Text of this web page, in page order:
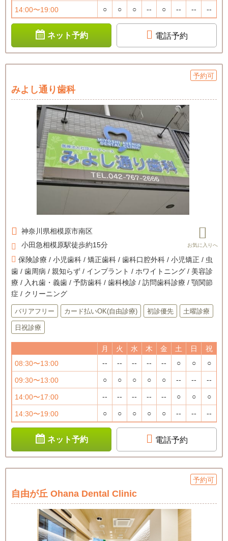
14:00〜19:00 ○ ○ ○ -- ○ -- -- --
ネット予約 電話予約
予約可
みよし通り歯科
神奈川県相模原市南区
小田急相模原駅徒歩約15分
保険診療 / 小児歯科 / 矯正歯科 / 歯科口腔外科 / 小児矯正 / 虫
歯 / 歯周病 / 親知らず / インプラント / ホワイトニング / 美容診
療 / 入れ歯・義歯 / 予防歯科 / 歯科検診 / 訪問歯科診療 / 顎関節
症 / クリーニング
バリアフリー カード払いOK(自由診療) 初診優先 土曜診療
日祝診療
月 火 水 木 金 土 日
祝
08:30〜13:00
-- -- -- -- -- ○ ○ ○
09:30〜13:00 ○ ○ ○ ○ ○ -- -- --
14:00〜17:00 -- -- -- -- -- ○ ○ ○
14:30〜19:00 ○ ○ ○ ○ ○ -- -- --
ネット予約 電話予約
予約可
自由が丘 Ohana Dental Clinic